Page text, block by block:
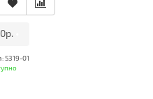
5319-01